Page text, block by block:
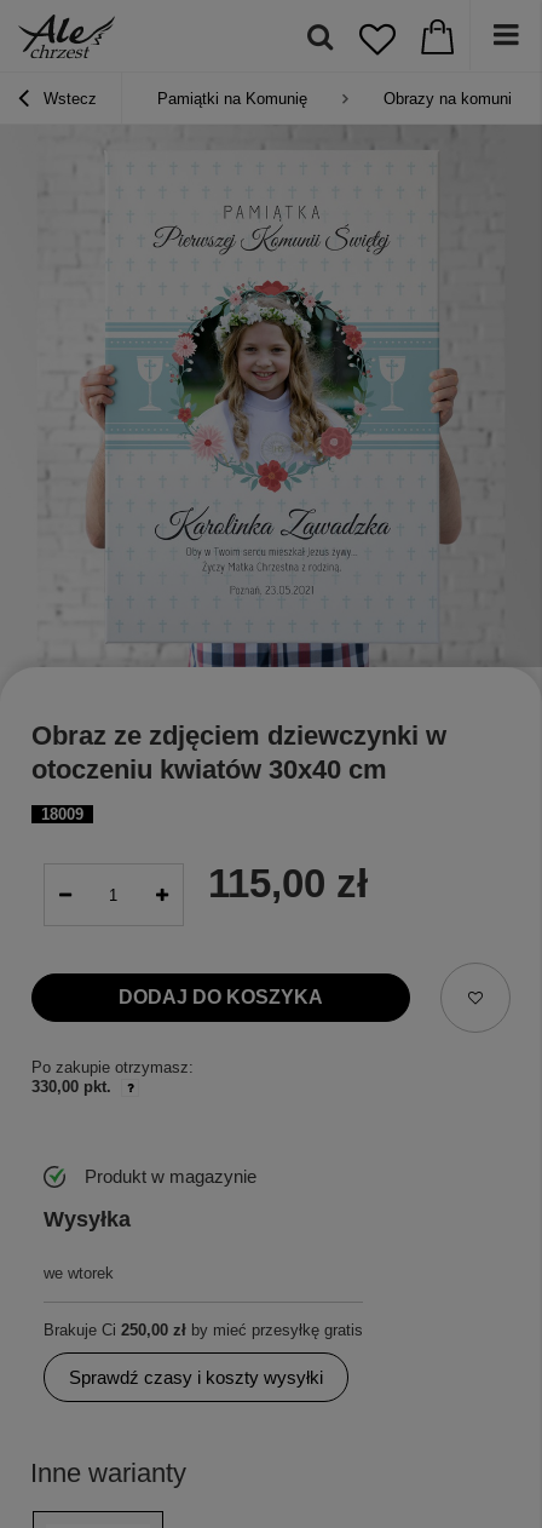
Wstecz Pamiątki na Komunię Obrazy na komunię
18009
Obraz ze zdjęciem dziewczynki w
otoczeniu kwiatów 30x40 cm
115,00 zł
DODAJ DO KOSZYKA
Po zakupie otrzymasz:
330,00 pkt.
Produkt w magazynie
Wysyłka
we wtorek
Brakuje Ci 250,00 zł by mieć przesyłkę gratis
Sprawdź czasy i koszty wysyłki
Inne warianty